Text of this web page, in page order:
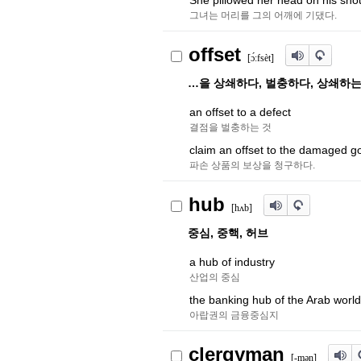
그녀는 머리를 그의 어깨에 기댔다.
offset [ɔ́ːfsèt]
…을 상쇄하다, 벌충하다, 상쇄하
an offset to a defect
결점을 벌충하는 것
claim an offset to the damaged
파손 상품의 보상을 청구하다.
hub [hʌb]
중심, 중핵, 허브
a hub of industry
산업의 중심
the banking hub of the Arab world
아랍권의 금융중심지
clergyman [-mən]